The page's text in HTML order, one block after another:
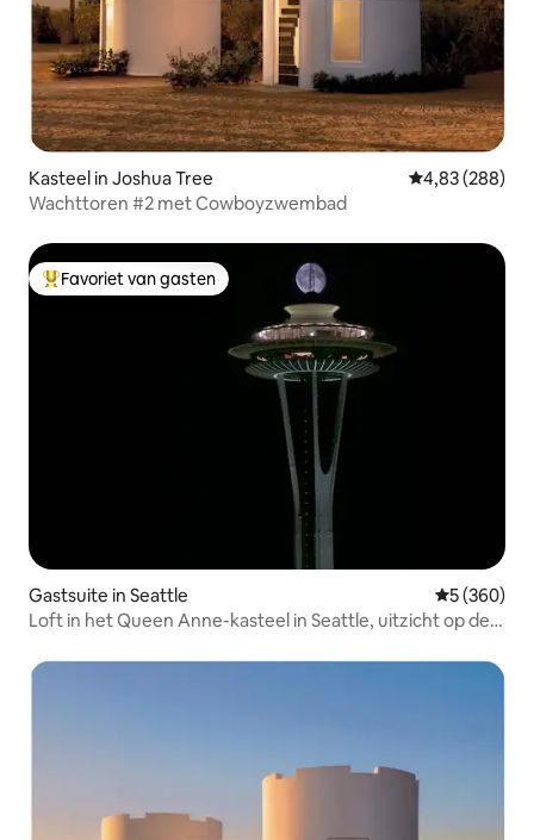
Kasteel in Joshua Tree Gemiddelde
4,83 (288)
Wachttoren #2 met Cowboyzwembad
Topfavoriet van gasten
Favoriet van gasten
Gastsuite in Seattle
5 (360)
Loft in het Queen Anne-kasteel in Seattle, uitzicht op de